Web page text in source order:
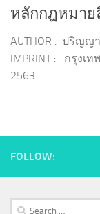
หลักกฎหมาย
AUTHOR : ปริญญ
IMPRINT : กรุงเ
2563
FOLLOW:
Search